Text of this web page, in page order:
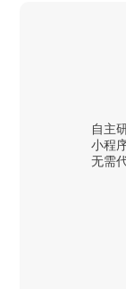
自主
小程
无需